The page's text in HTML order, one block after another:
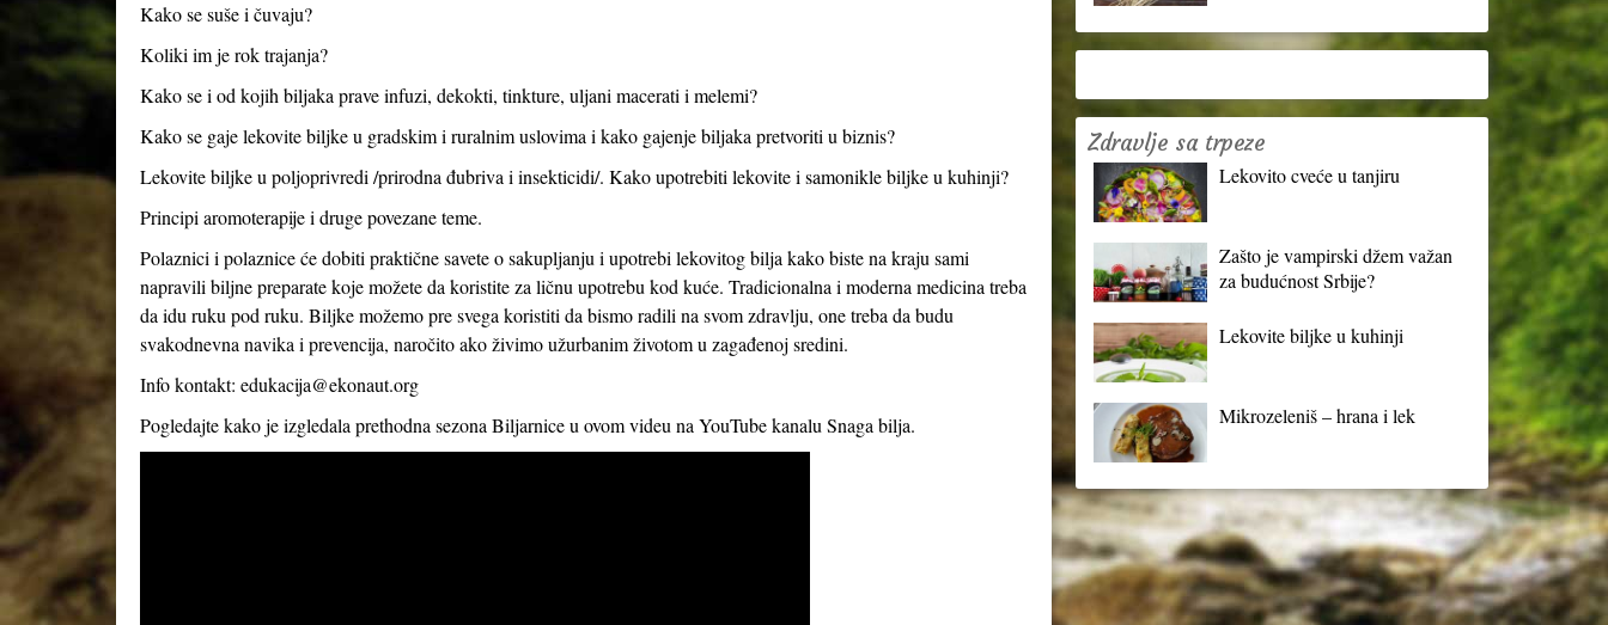
Kako se suše i čuvaju?
Koliki im je rok trajanja?
Kako se i od kojih biljaka prave infuzi, dekokti, tinkture, uljani macerati i melemi?
Kako se gaje lekovite biljke u gradskim i ruralnim uslovima i kako gajenje biljaka pretvoriti u biznis?
Lekovite biljke u poljoprivredi /prirodna đubriva i insekticidi/. Kako upotrebiti lekovite i samonikle biljke u kuhinji?
Principi aromoterapije i druge povezane teme.
Polaznici i polaznice će dobiti praktične savete o sakupljanju i upotrebi lekovitog bilja kako biste na kraju sami
napravili biljne preparate koje možete da koristite za ličnu upotrebu kod kuće. Tradicionalna i moderna medicina treba
da idu ruku pod ruku. Biljke možemo pre svega koristiti da bismo radili na svom zdravlju, one treba da budu
svakodnevna navika i prevencija, naročito ako živimo užurbanim životom u zagađenoj sredini.
Info kontakt: edukacija@ekonaut.org
Pogledajte kako je izgledala prethodna sezona Biljarnice u ovom videu na YouTube kanalu Snaga bilja.
Zdravlje sa trpeze
Lekovito cveće u tanjiru
Zašto je vampirski džem važan
za budućnost Srbije?
Lekovite biljke u kuhinji
Mikrozeleniš – hrana i lek